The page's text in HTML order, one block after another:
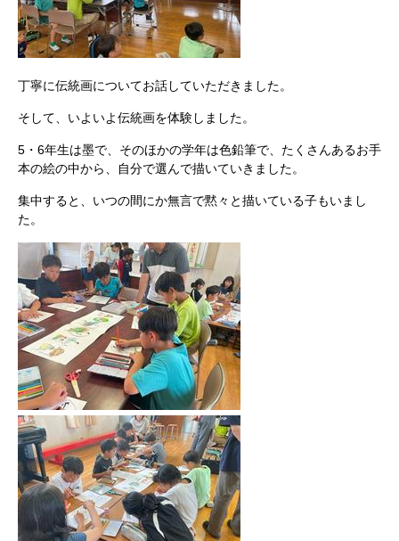
丁寧に伝統画についてお話していただきました。
そして、いよいよ伝統画を体験しました。
5・6年生は墨で、そのほかの学年は色鉛筆で、たくさんあるお手
本の絵の中から、自分で選んで描いていきました。
集中すると、いつの間にか無言で黙々と描いている子もいまし
た。